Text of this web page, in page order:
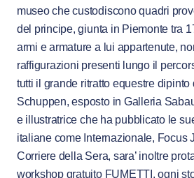
museo che custodiscono quadri
del principe, giunta in Piemonte tra
armi e armature a lui appartenute,
raffigurazioni presenti lungo il
tutti il grande ritratto equestre dipinto
Schuppen, esposto in Galleria
e illustratrice che ha pubblicato le
italiane come Internazionale, Focus
Corriere della Sera, sara’ inoltre
workshop gratuito FUMETTI, ogni